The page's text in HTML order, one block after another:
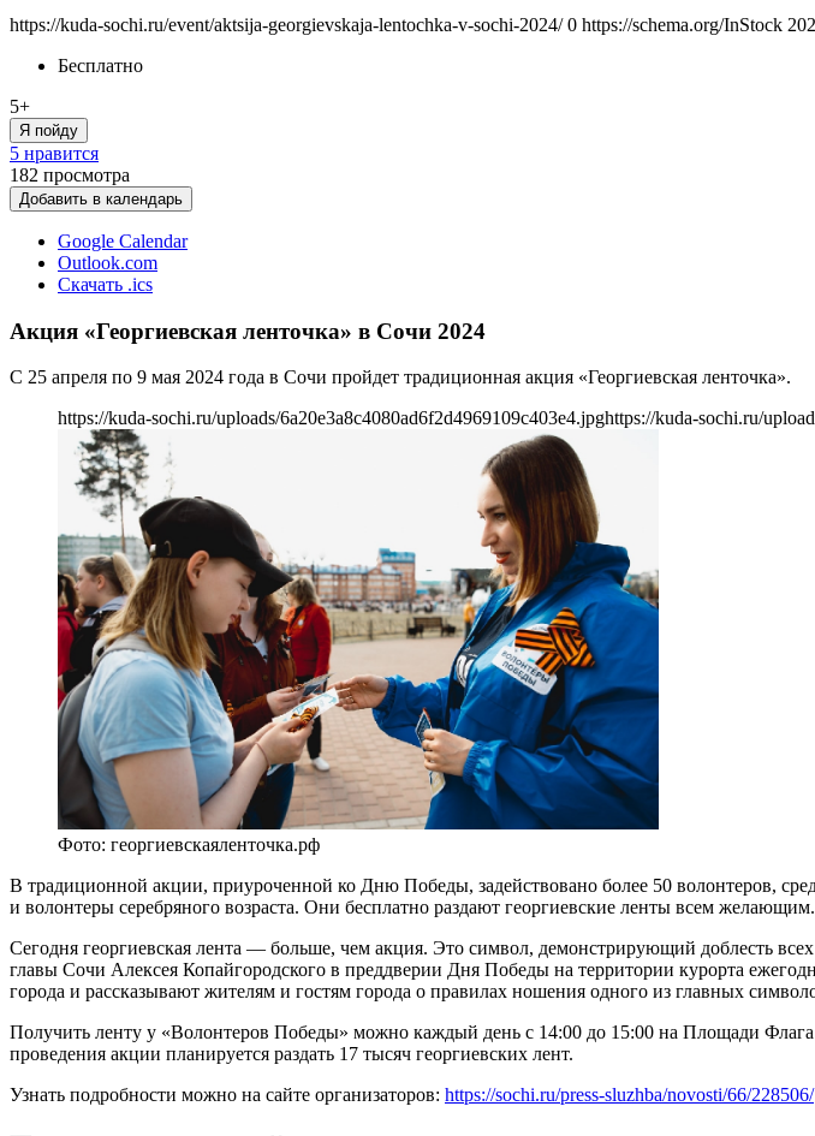
https://kuda-sochi.ru/event/aktsija-georgievskaja-lentochka-v-sochi-2024/ 0 https://schema.org/InStock
Бесплатно
5+
Я пойду
5 нравится
182 просмотра
Добавить в календарь
Google Calendar
Outlook.com
Скачать .ics
Акция «Георгиевская ленточка» в Сочи 2024
С 25 апреля по 9 мая 2024 года в Сочи пройдет традиционная акция «Георгиевская ленточка».
https://kuda-sochi.ru/uploads/6a20e3a8c4080ad6f2d4969109c403e4.jpghttps://kuda-sochi.ru/
Фото: георгиевскаяленточка.рф
В традиционной акции, приуроченной ко Дню Победы, задействовано более 50 волонтеров,
и волонтеры серебряного возраста. Они бесплатно раздают георгиевские ленты всем желающим.
Сегодня георгиевская лента — больше, чем акция. Это символ, демонстрирующий доблесть
главы Сочи Алексея Копайгородского в преддверии Дня Победы на территории курорта
города и рассказывают жителям и гостям города о правилах ношения одного из главных
Получить ленту у «Волонтеров Победы» можно каждый день с 14:00 до 15:00 на Площади
проведения акции планируется раздать 17 тысяч георгиевских лент.
Узнать подробности можно на сайте организаторов: https://sochi.ru/press-sluzhba/novosti/66/228506/